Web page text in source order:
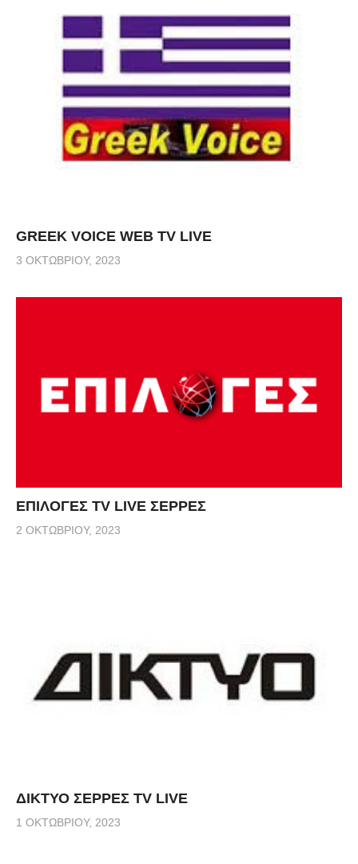
GREEK VOICE WEB TV LIVE
3 ΟΚΤΩΒΡΊΟΥ, 2023
ΕΠΙΛΟΓΕΣ TV LIVE ΣΕΡΡΕΣ
2 ΟΚΤΩΒΡΊΟΥ, 2023
ΔΙΚΤΥΟ ΣΕΡΡΕΣ TV LIVE
1 ΟΚΤΩΒΡΊΟΥ, 2023